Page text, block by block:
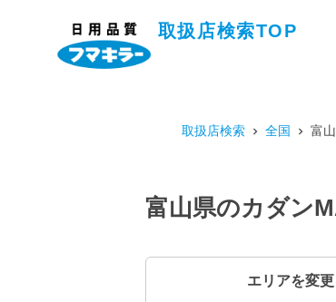
取扱店検索TOP
取扱店検索 全国 富
富山県のカダン
エリアを変更